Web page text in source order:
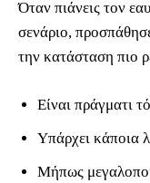
Όταν πιάνεις τον
σενάριο,
την κατάσταση πιο
Είναι πράγματι
Υπάρχει κάποια
Μήπως